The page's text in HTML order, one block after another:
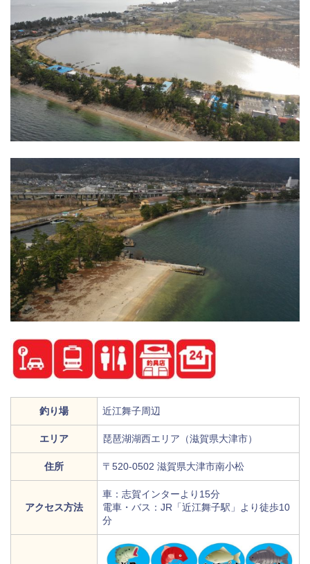
釣り場 近江舞子周辺
エリア 琵琶湖湖西エリア（滋賀県大津市）
住所 〒520-0502 滋賀県大津市南小松
アクセス方法
車：志賀インターより15分
電車・バス：JR「近江舞子駅」より徒歩10
分